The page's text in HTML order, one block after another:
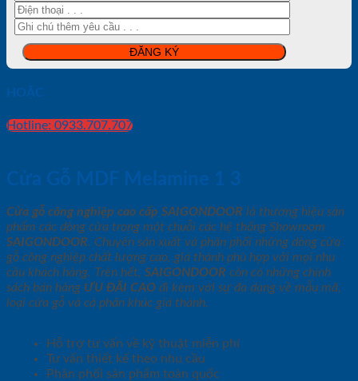
HOẶC
Hotline: 0933.707.707
Cửa Gỗ MDF Melamine 1 3
Cửa gỗ công nghiệp cao cấp SAIGONDOOR là thương hiệu sản
phẩm các dòng cửa trong một chuỗi các hệ thống Showroom
SAIGONDOOR. Chuyên sản xuất và phân phối những dòng cửa
gỗ công nghiệp chất lượng cao, giá thành phù hợp với mọi nhu
cầu khách hàng. Trên hết, SAIGONDOOR còn có những chính
sách bán hàng ƯU ĐÃI CAO đi kèm với sự đa dạng về mẫu mã,
loại cửa gỗ và cả phân khúc giá thành.
Hỗ trợ tư vấn về kỹ thuật miễn phí
Tư vấn thiết kế theo nhu cầu
Phân phối sản phẩm toàn quốc